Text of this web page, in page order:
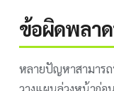
ข้อผิดพลา
หลายปัญหาสามารถ